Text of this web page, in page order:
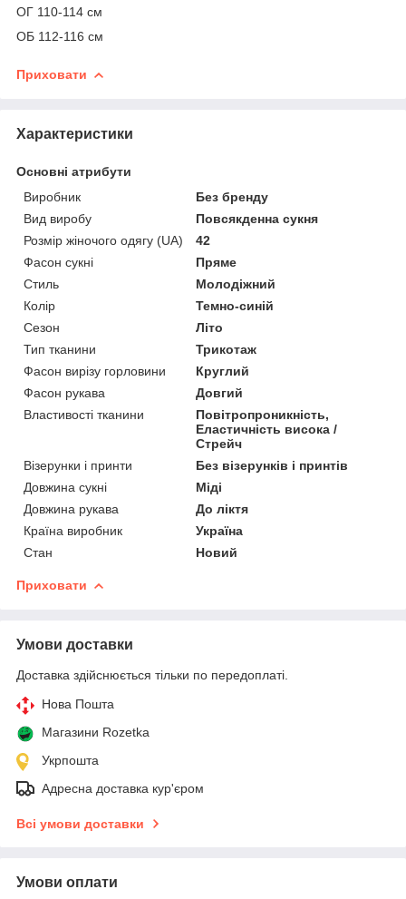
ОГ 110-114 см
ОБ 112-116 см
Приховати
Характеристики
Основні атрибути
Виробник
Без бренду
Вид виробу
Повсякденна сукня
Розмір жіночого одягу (UA)
42
Фасон сукні
Пряме
Стиль
Молодіжний
Колір
Темно-синій
Сезон
Літо
Тип тканини
Трикотаж
Фасон вирізу горловини
Круглий
Фасон рукава
Довгий
Властивості тканини
Повітропроникність,
Еластичність висока /
Стрейч
Візерунки і принти
Без візерунків і принтів
Довжина сукні
Міді
Довжина рукава
До ліктя
Країна виробник
Україна
Стан
Новий
Приховати
Умови доставки
Доставка здійснюється тільки по передоплаті.
Нова Пошта
Магазини Rozetka
Укрпошта
Адресна доставка кур'єром
Всі умови доставки
Умови оплати